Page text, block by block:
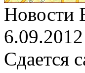
Новости
6.09.2012
Сдается